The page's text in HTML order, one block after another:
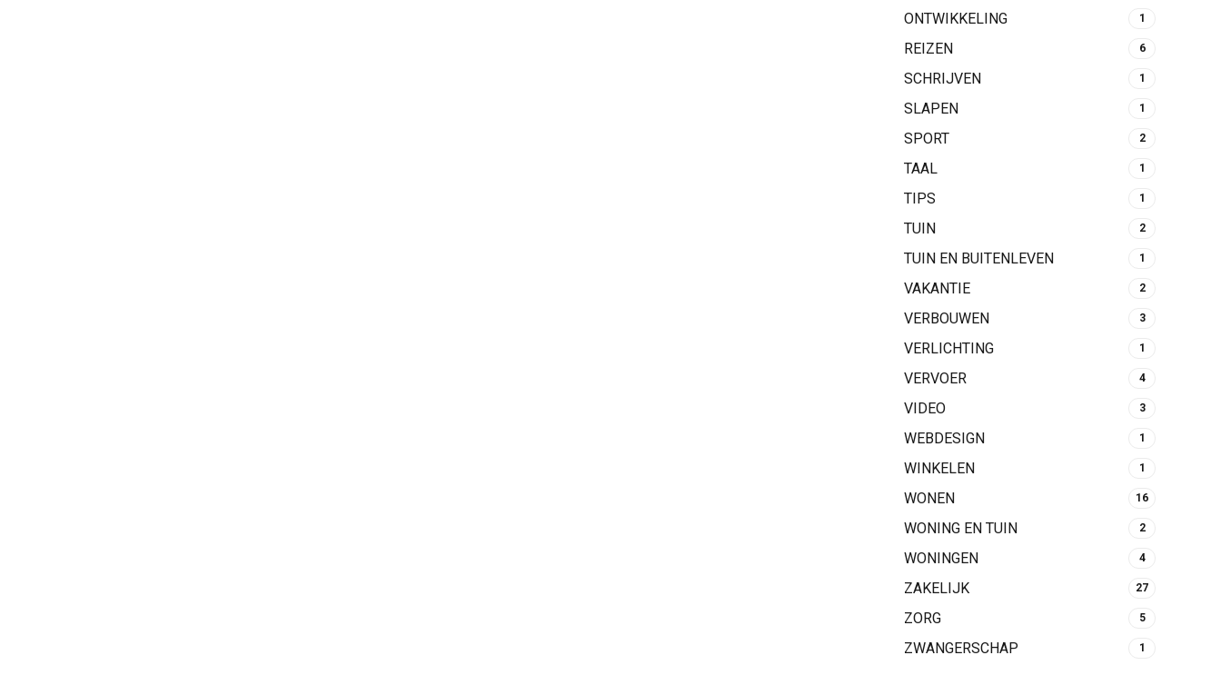
ONTWIKKELING 1
REIZEN 6
SCHRIJVEN 1
SLAPEN 1
SPORT 2
TAAL 1
TIPS 1
TUIN 2
TUIN EN BUITENLEVEN 1
VAKANTIE 2
VERBOUWEN 3
VERLICHTING 1
VERVOER 4
VIDEO 3
WEBDESIGN 1
WINKELEN 1
WONEN 16
WONING EN TUIN 2
WONINGEN 4
ZAKELIJK 27
ZORG 5
ZWANGERSCHAP 1